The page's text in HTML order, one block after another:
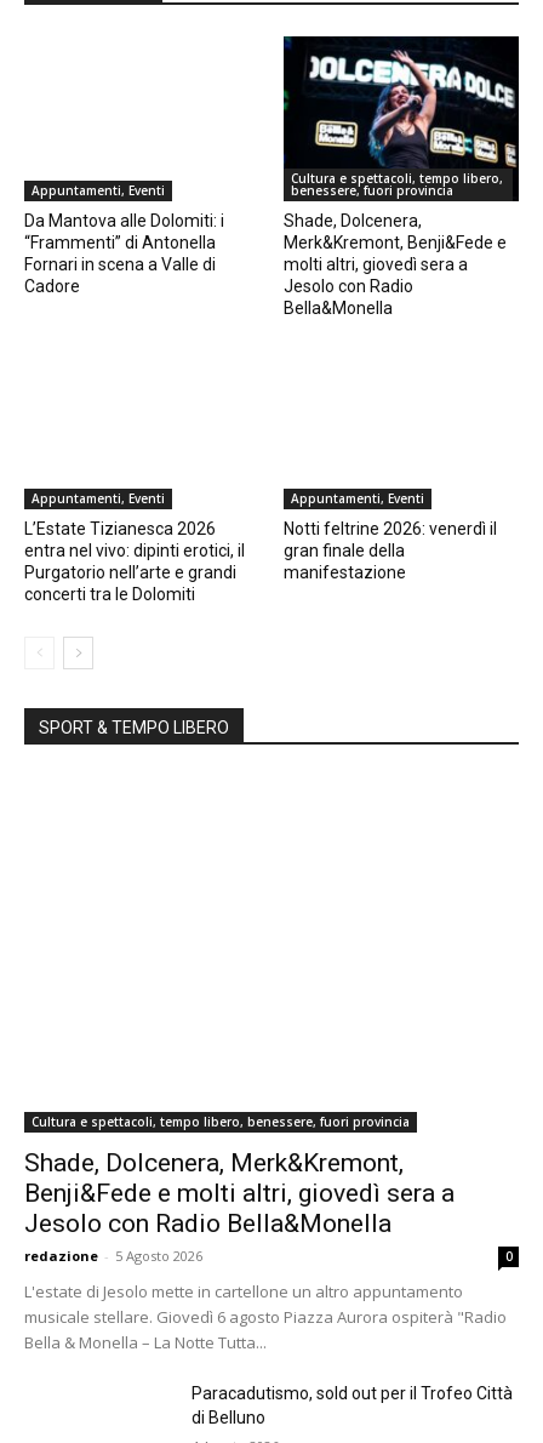
Appuntamenti, Eventi
Da Mantova alle Dolomiti: i
“Frammenti” di Antonella
Fornari in scena a Valle di
Cadore
Cultura e spettacoli, tempo libero,
benessere, fuori provincia
Shade, Dolcenera,
Merk&Kremont, Benji&Fede e
molti altri, giovedì sera a
Jesolo con Radio
Bella&Monella
Appuntamenti, Eventi
L’Estate Tizianesca 2026
entra nel vivo: dipinti erotici, il
Purgatorio nell’arte e grandi
concerti tra le Dolomiti
Appuntamenti, Eventi
Notti feltrine 2026: venerdì il
gran finale della
manifestazione
SPORT & TEMPO LIBERO
Cultura e spettacoli, tempo libero, benessere, fuori provincia
Shade, Dolcenera, Merk&Kremont,
Benji&Fede e molti altri, giovedì sera a
Jesolo con Radio Bella&Monella
redazione - 5 Agosto 2026 0
L'estate di Jesolo mette in cartellone un altro appuntamento
musicale stellare. Giovedì 6 agosto Piazza Aurora ospiterà "Radio
Bella & Monella – La Notte Tutta...
Paracadutismo, sold out per il Trofeo Città
di Belluno